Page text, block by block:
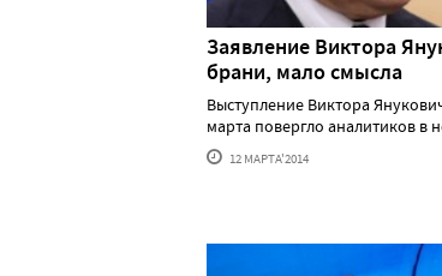
Заявление Виктора
брани, мало смысла
Выступление Виктора
марта повергло аналитиков в
12 МАРТА'2014